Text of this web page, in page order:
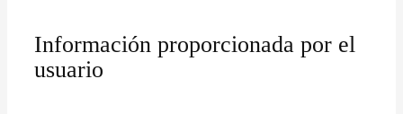
Información proporcionada por el
usuario